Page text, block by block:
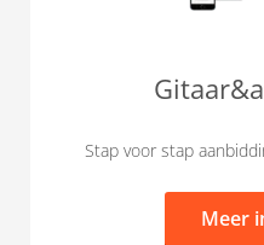
Stap voor stap
Meer